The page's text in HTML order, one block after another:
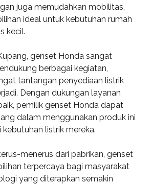
juga memudahkan mobilitas,
ideal untuk kebutuhan rumah
kecil.
genset Honda sangat
berbagai kegiatan,
tantangan penyediaan listrik
Dengan dukungan layanan
pemilik genset Honda dapat
dalam menggunakan produk ini
listrik mereka.
menerus dari pabrikan, genset
terpercaya bagi masyarakat
yang diterapkan semakin